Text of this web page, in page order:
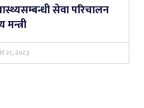
सेवा परिचालन
मन्त्री
२८, २०८३